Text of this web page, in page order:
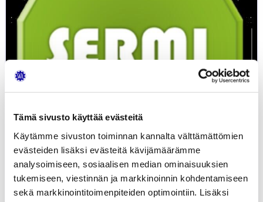
Tämä sivusto käyttää evästeitä
Käytämme sivuston toiminnan kannalta välttämättömien
evästeiden lisäksi evästeitä kävijämäärämme
analysoimiseen, sosiaalisen median ominaisuuksien
tukemiseen, viestinnän ja markkinoinnin kohdentamiseen
sekä markkinointitoimenpiteiden optimointiin. Lisäksi